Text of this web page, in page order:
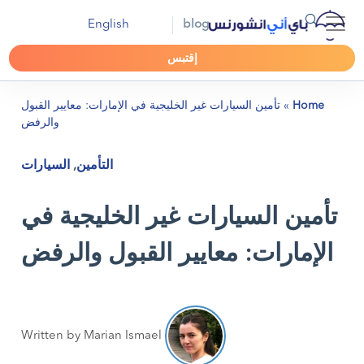
blog
English
إقتبس
Home
» تأمين السيارات غير الخليجية في الإمارات: معايير القبول
والرفض
التأمين, السيارات
تأمين السيارات غير الخليجية في
الإمارات: معايير القبول والرفض
Written by Marian Ismael